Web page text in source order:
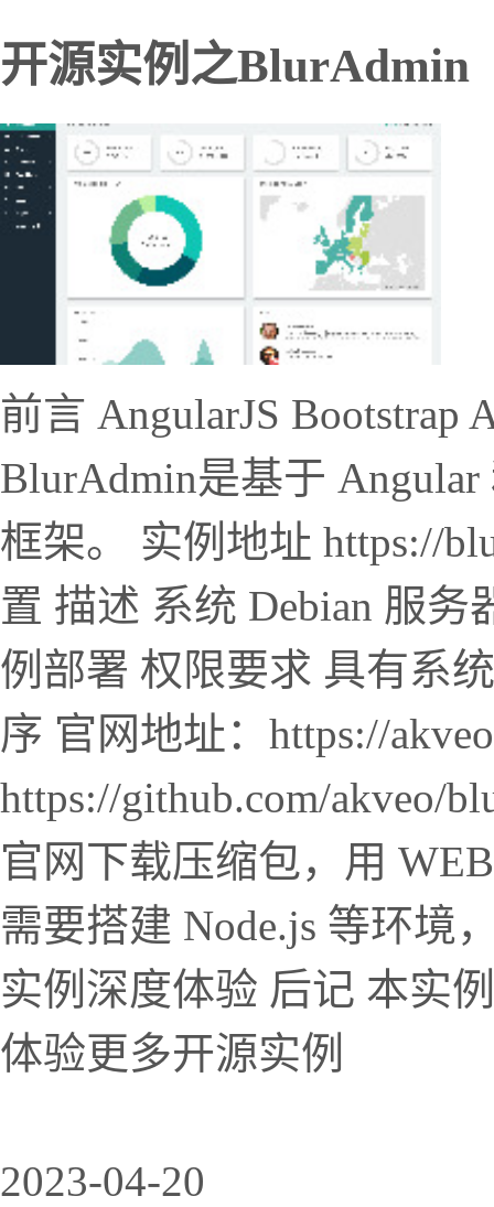
开源实例之BlurAdmin
前言 AngularJS Bootstrap
BlurAdmin是基于
框架。 实例地址 https://
置 描述 系统 Debian 服务
例部署 权限要求 具有系
序 官网地址：https://
https://github.com/akveo/
官网下载压缩包，用
需要搭建 Node.js 等环境
实例深度体验 后记 本实
体验更多开源实例
2023-04-20